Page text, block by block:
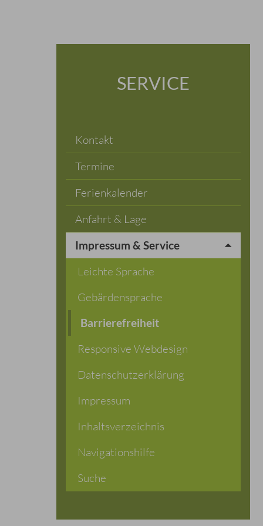
SERVICE
Kontakt
Termine
Ferienkalender
Anfahrt & Lage
Impressum & Service
Leichte Sprache
Gebärdensprache
Barrierefreiheit
Responsive Webdesign
Datenschutzerklärung
Impressum
Inhaltsverzeichnis
Navigationshilfe
Suche